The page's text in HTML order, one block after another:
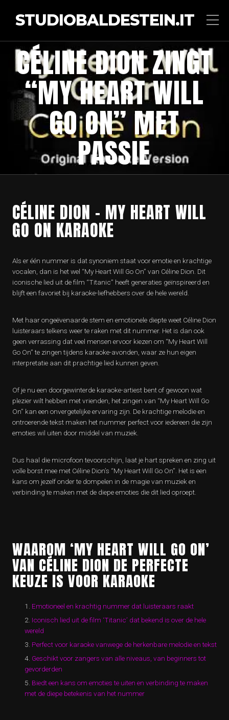
STUDIOBALDESTEIN.IT
CÉLINE DION ZINGT
“MY HEART WILL
GO ON” MET
PASSIE
CÉLINE DION – MY HEART WILL
GO ON KARAOKE
Als er één nummer is dat synoniem staat voor emotie en krachtige
vocalen, dan is het wel “My Heart Will Go On” van Céline Dion. Dit
iconische lied uit de film “Titanic” heeft generaties geïnspireerd en
blijft een favoriet bij karaoke-liefhebbers over de hele wereld.
Met haar ongeëvenaarde stem en emotionele diepte weet Céline Dion
luisteraars telkens weer te raken met dit nummer. Het is dan ook
geen verrassing dat veel mensen ervoor kiezen om “My Heart Will
Go On” te zingen tijdens karaoke-avonden, waar ze hun eigen
interpretatie aan dit prachtige lied kunnen geven.
Of je nu een doorgewinterde karaoke-artiest bent of gewoon wat
plezier wilt hebben met vrienden, het zingen van “My Heart Will Go
On” kan een onvergetelijke ervaring zijn. De krachtige melodie en
ontroerende tekst maken het nummer perfect voor iedereen die zijn
emoties wil uiten door middel van muziek.
Dus haal die microfoon tevoorschijn, laat je hart spreken en zing uit
volle borst mee met Céline Dion’s “My Heart Will Go On”. Het is een
kans om jezelf onder te dompelen in de magie van muziek en
verbinding te maken met de diepe emoties die dit lied oproept.
WAAROM ‘MY HEART WILL GO ON’
VAN CÉLINE DION DE PERFECTE
KEUZE IS VOOR KARAOKE
Emotioneel en krachtig nummer dat luisteraars raakt
Iconisch lied uit de film ‘Titanic’ dat bekend is over de hele
wereld
Perfect voor karaoke vanwege de herkenbare melodie en tekst
Geschikt voor zangers van alle niveaus, van beginners tot
gevorderden
Biedt een kans om emoties te uiten en verbinding te maken
met de diepe betekenis van het nummer